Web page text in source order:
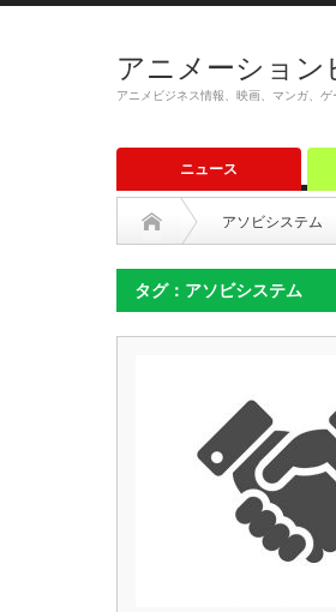
アニメーショ
アニメビジネス情報、映画、マンガ、
ニュース
アソビシステム
タグ：アソビシステム